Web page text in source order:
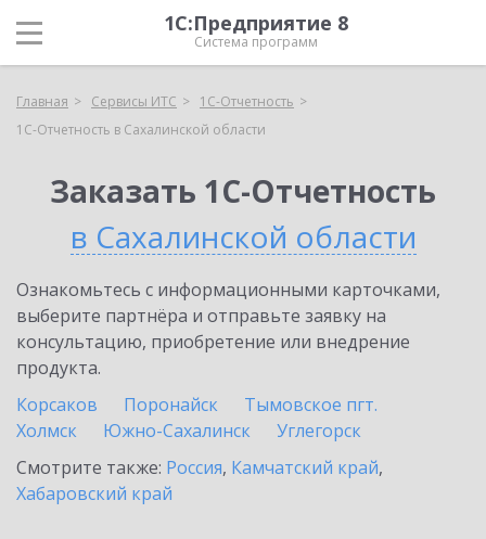
1С:Предприятие 8
Система программ
Главная Сервисы ИТС
1С-Отчетность
1С-Отчетность в Сахалинской области
Заказать 1С-Отчетность
в Сахалинской области
Ознакомьтесь с информационными карточками,
выберите партнёра и отправьте заявку на
консультацию, приобретение или внедрение
продукта.
Корсаков
Поронайск
Тымовское пгт.
Холмск
Южно-Сахалинск
Углегорск
Смотрите также: Россия, Камчатский край,
Хабаровский край